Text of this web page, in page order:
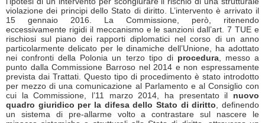
violazione dei principi dello Stato di diritto. L’intervento è arrivato il
15 gennaio 2016. La Commissione, però, ritenendo
eccessivamente rigidi il meccanismo e le sanzioni dall’art. 7 TUE e
rischiosi sul piano dei rapporti diplomatici nel corso di un anno
particolarmente delicato per le dinamiche dell’Unione, ha adottato
nei confronti della Polonia un terzo tipo di procedura, messo a
punto dalla Commissione Barroso nel 2014 e non espressamente
prevista dai Trattati. Questo tipo di procedimento è stato introdotto
per mezzo di una comunicazione al Parlamento e al Consiglio con
cui la Commissione, l’11 marzo 2014, ha presentato il nuovo
quadro giuridico per la difesa dello Stato di diritto , definendo
un sistema di pre-allarme volto a contrastare sul nascere le